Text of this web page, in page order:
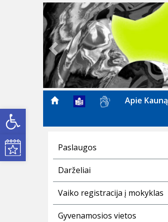
Open toolbar
Kultūros renginiai
Previous
Apie Kauną
Paslaugos
Darželiai
Vaiko registracija į mokyklas
Gyvenamosios vietos